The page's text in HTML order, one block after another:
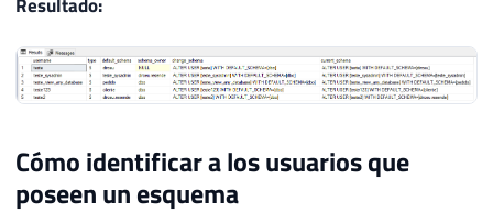
Cómo identificar a los usuarios que
poseen un esquema